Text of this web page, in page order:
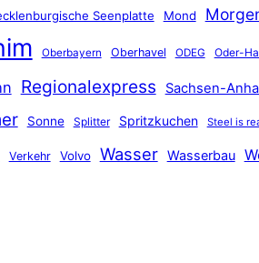
Seenplatte Mond
Oberbayern Oberhavel ODEG Oder-
Regionalexpress Sachsen-
Sonne Splitter Spritzkuchen Steel is
Verkehr Volvo Wasser Wasserbau